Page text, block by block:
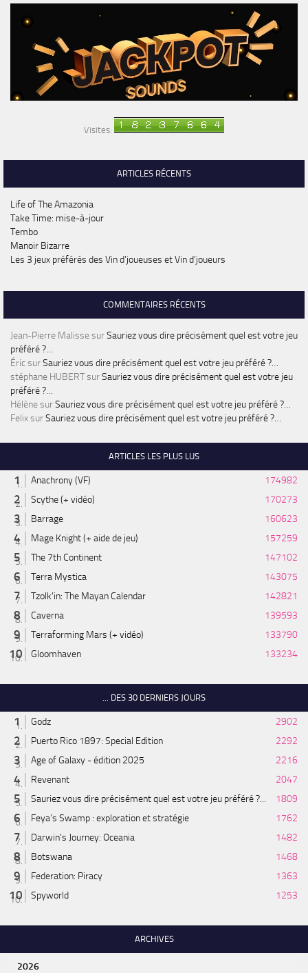
Visites:
ARTICLES RÉCENTS
Life of The Amazonia
Take Time: mise-à-jour
Tembo
Manoir Bizarre
Les 3 jeux préférés des Vin d’joueuses et Vin d’joueurs
COMMENTAIRES RÉCENTS
Jean-Pierre MalissesurSauriez vous dire précisément quel est votre jeu
préféré ?…
ÉricsurSauriez vous dire précisément quel est votre jeu préféré ?…
stéphane HUBERTsurSauriez vous dire précisément quel est votre jeu
préféré ?…
HélènesurSauriez vous dire précisément quel est votre jeu préféré ?…
FelixsurSauriez vous dire précisément quel est votre jeu préféré ?…
ARTICLES LES PLUS LUS
Anachrony (VF)
174982
Scythe (+ vidéo)
170273
Barrage
160623
Mage Knight (+ aide de jeu)
157259
The 7th Continent
147102
Terra Mystica
143075
Tzolk'in: The Mayan Calendar
142821
Caverna
139593
Terraforming Mars (+ vidéo)
133790
Gloomhaven
133234
... DES 30 DERNIERS JOURS
Godz
2902
Puerto Rico 1897: Special Edition
2292
Age of Galaxy - édition 2025
2216
Revenant
2047
Sauriez vous dire précisément quel est votre jeu préféré ?...
1809
Feya’s Swamp : exploration et stratégie
1762
Darwin's Journey: Oceania
1482
Botswana
1468
Federation: Piracy
1363
Spyworld
1253
ARCHIVES
2026